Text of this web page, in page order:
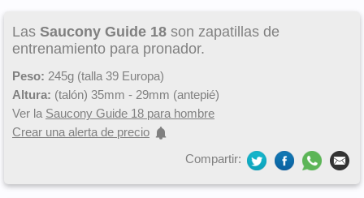
Las Saucony Guide 18 son zapatillas de
entrenamiento para pronador.
Peso: 245g (talla 39 Europa)
Altura: (talón) 35mm - 29mm (antepié)
Ver la Saucony Guide 18 para hombre
Crear una alerta de precio
Compartir: